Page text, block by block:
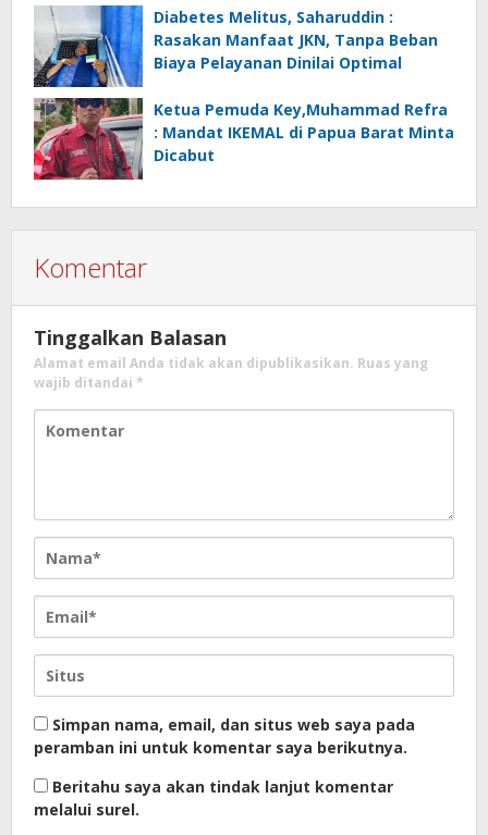
Diabetes Melitus, Saharuddin :
Rasakan Manfaat JKN, Tanpa Beban
Biaya Pelayanan Dinilai Optimal
Ketua Pemuda Key,Muhammad Refra
: Mandat IKEMAL di Papua Barat Minta
Dicabut
Komentar
Tinggalkan Balasan
Alamat email Anda tidak akan dipublikasikan. Ruas yang
wajib ditandai *
Simpan nama, email, dan situs web saya pada
peramban ini untuk komentar saya berikutnya.
Beritahu saya akan tindak lanjut komentar
melalui surel.